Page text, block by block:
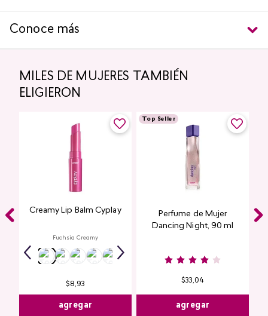
Conoce más
MILES DE MUJERES TAMBIÉN
ELIGIERON
Creamy Lip Balm Cyplay
Fuchsia Creamy
$8,93
agregar
Top Seller
Perfume de Mujer
Dancing Night, 90 ml
$33,04
agregar